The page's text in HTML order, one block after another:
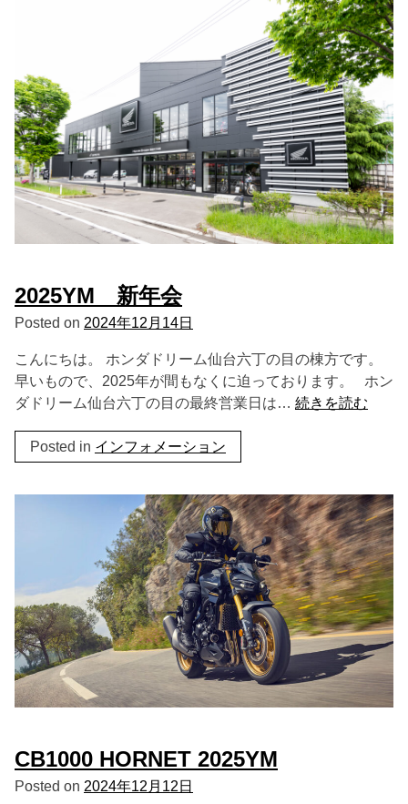
2025YM 新年会
Posted on 2024年12月14日
こんにちは。 ホンダドリーム仙台六丁の目の棟方です。
早いもので、2025年が間もなくに迫っております。 ホン
ダドリーム仙台六丁の目の最終営業日は… 続きを読む
Posted in インフォメーション
CB1000 HORNET 2025YM
Posted on 2024年12月12日